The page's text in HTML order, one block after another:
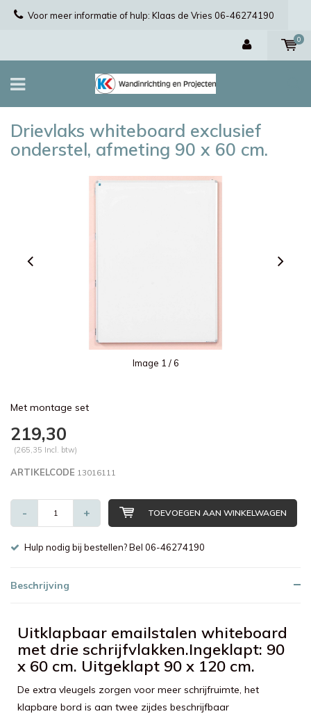
Voor meer informatie of hulp: Klaas de Vries 06-46274190
0
Drievlaks whiteboard exclusief
onderstel, afmeting 90 x 60 cm.
Image 1 / 6
Met montage set
219,30
(265,35 Incl. btw)
ARTIKELCODE 13016111
- + TOEVOEGEN AAN WINKELWAGEN
Hulp nodig bij bestellen? Bel 06-46274190
Beschrijving
Uitklapbaar emailstalen whiteboard
met drie schrijfvlakken.Ingeklapt: 90
x 60 cm. Uitgeklapt 90 x 120 cm.
De extra vleugels zorgen voor meer schrijfruimte, het
klapbare bord is aan twee zijdes beschrijfbaar